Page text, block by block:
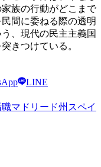
族の行動がどこまで
間に委ねる際の透明
、現代の民主主義国
きつけている。
LINE
職マドリード州 スペイ